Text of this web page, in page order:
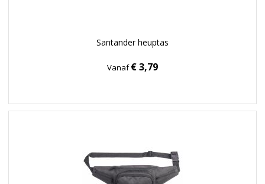
Santander heuptas
Vanaf€ 3,79